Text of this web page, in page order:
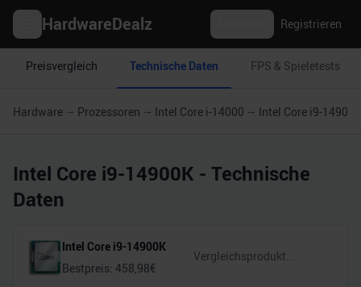
HardwareDealz Registrieren
Preisvergleich Technische Daten FPS & Spieletests
Hardware Prozessoren Intel Core i-14000 Intel Core i9-14900K
Intel Core i9-14900K - Technische
Daten
Intel Core i9-14900K
Bestpreis: 458,98€